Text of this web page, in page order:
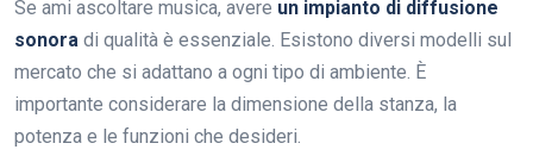
Se ami ascoltare musica, avere un impianto di diffusione
sonora di qualità è essenziale. Esistono diversi modelli sul
mercato che si adattano a ogni tipo di ambiente. È
importante considerare la dimensione della stanza, la
potenza e le funzioni che desideri.